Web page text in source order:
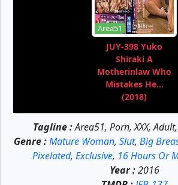
Area51
JUY-398 Yuko
Shiraki A
Motherinlaw Who
Mistakes He...
(2018)
Tagline :Area51, Porn, XXX, Adult,
Genre : Mature Woman, Slut, Big
Pixelated, Exclusive, 16 Hours Or
Year :2016